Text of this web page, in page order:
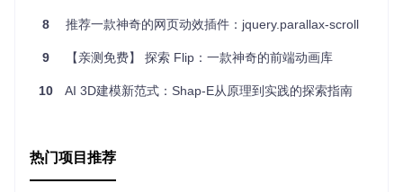
8 推荐一款神奇的网页动效插件：jquery.parallax-scroll
9 【亲测免费】 探索 Flip：一款神奇的前端动画库
10 AI 3D建模新范式：Shap-E从原理到实践的探索指南
热门项目推荐